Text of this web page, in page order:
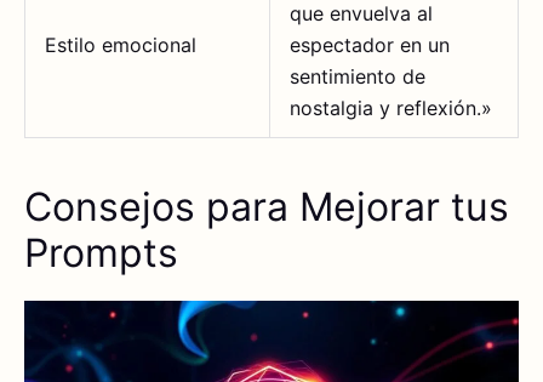
Estilo emocional
que envuelva al
espectador en un
sentimiento de
nostalgia y reflexión.»
Consejos para Mejorar tus
Prompts